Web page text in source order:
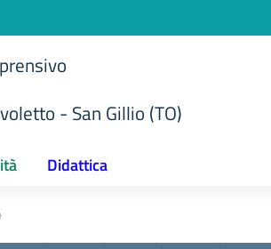
- San Gillio (TO)
Didattica